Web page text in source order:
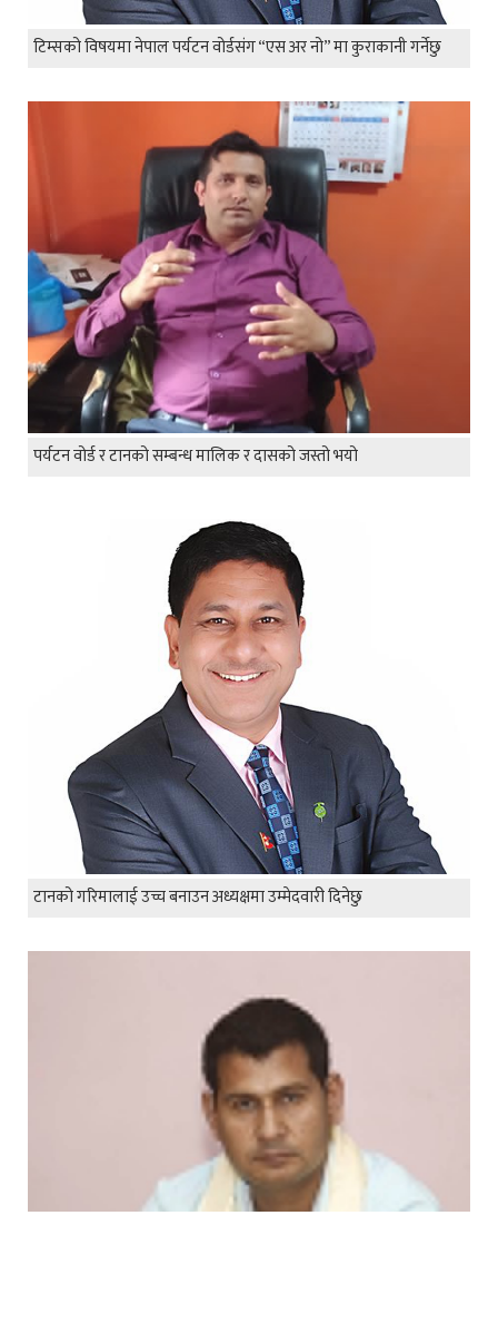
टिम्सको विषयमा नेपाल पर्यटन वोर्डसंग “एस अर नो” मा कुराकानी गर्नेछु
पर्यटन वोर्ड र टानको सम्बन्ध मालिक र दासको जस्तो भयो
टानको गरिमालाई उच्च बनाउन अध्यक्षमा उम्मेदवारी दिनेछु